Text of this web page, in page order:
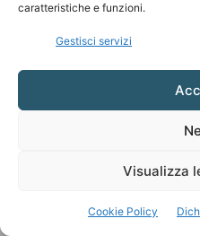
caratteristiche e funzioni.
Gestisci servizi
Visualizza
Cookie Policy